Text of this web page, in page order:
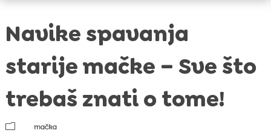
Navike spavanja
starije mačke – Sve što
trebaš znati o tome!
m
mačka